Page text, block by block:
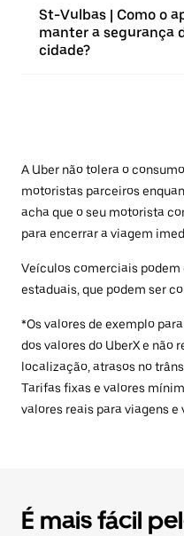
St-Vulbas | Como o
manter a segurança
cidade?
A Uber não tolera o
motoristas parceiros
acha que o seu motorista
para encerrar a viagem
Veículos comerciais
estaduais, que podem ser
*Os valores de exemplo
dos valores do UberX e não
localização, atrasos no
Tarifas fixas e valores
valores reais para viagens e
É mais fácil